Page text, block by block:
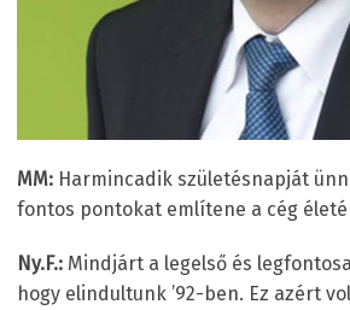
MM: Harmincadik születésnapját
fontos pontokat említene a cég
Ny.F.: Mindjárt a legelső és
hogy elindultunk ’92-ben. Ez azért